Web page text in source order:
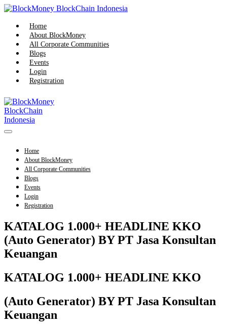
Skip
content
Home
About BlockMoney
All Corporate Communities
Blogs
Events
Login
Registration
Menu
Home
About BlockMoney
All Corporate Communities
Blogs
Events
Login
Registration
KATALOG 1.000+ HEADLINE KKO
(Auto Generator) BY PT Jasa Konsultan
Keuangan
KATALOG 1.000+ HEADLINE KKO
(Auto Generator) BY PT Jasa Konsultan
Keuangan